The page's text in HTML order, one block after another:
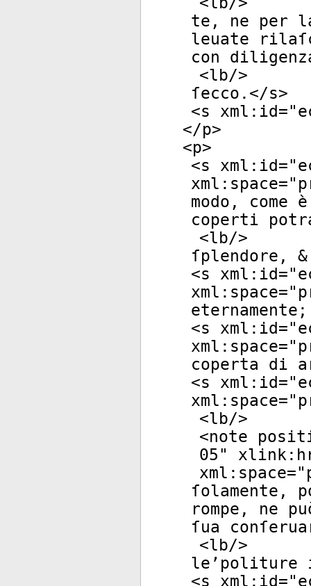
te, ne per la
leuate
con
<lb/>
ſecco.</s>
<s xml:id="
</p>
<p>
<s xml:id="
xml:space="
modo,
coperti
<lb/>
ſplendore,
<s xml:id="
xml:space="
<s xml:id="
xml:space="
coperta di
<s xml:id="
xml:space="
<lb/>
<note
05"
xml:space="
ſolamente,
rompe, ne
ſua
<lb/>
le’politure
<s xml:id="